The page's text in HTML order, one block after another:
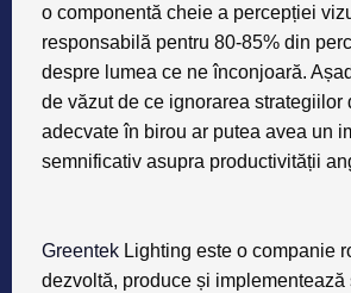
o componentă cheie a percepției
responsabilă pentru 80-85% din
despre lumea ce ne înconjoară.
de văzut de ce ignorarea strategiilor
adecvate în birou ar putea avea un
semnificativ asupra productivității
Greentek Lighting este o companie
dezvoltă, produce și implementează